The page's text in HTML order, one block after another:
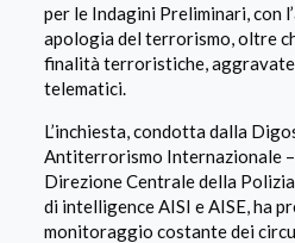
per le Indagini Preliminari, con
apologia del terrorismo, oltre
finalità terroristiche,
telematici.
L’inchiesta, condotta dalla
Antiterrorismo Internazionale
Direzione Centrale della
di intelligence AISI e AISE, ha
monitoraggio costante dei